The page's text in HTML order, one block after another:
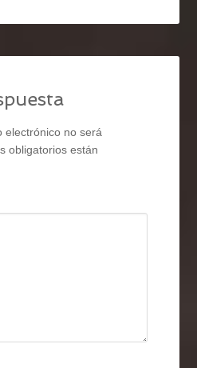
electrónico no será
obligatorios están